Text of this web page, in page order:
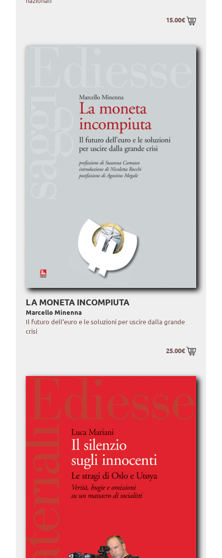
15.00€
LA MONETA INCOMPIUTA
Marcello Minenna
Il futuro dell’euro e le soluzioni per uscire dalla grande
crisi
25.00€